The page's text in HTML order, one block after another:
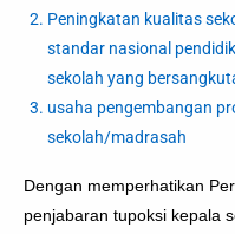
Peningkatan kualitas
standar nasional
sekolah yang
usaha pengembangan
sekolah/madrasah
Dengan memperhatikan
penjabaran tupoksi kepala